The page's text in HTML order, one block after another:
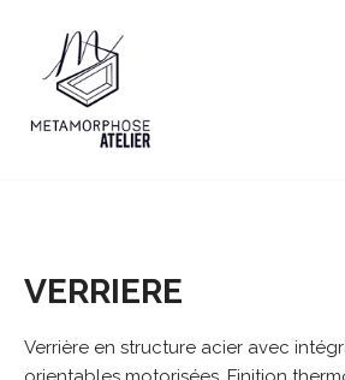
Aller
contenu
VERRIERE
Verrière en structure acier avec